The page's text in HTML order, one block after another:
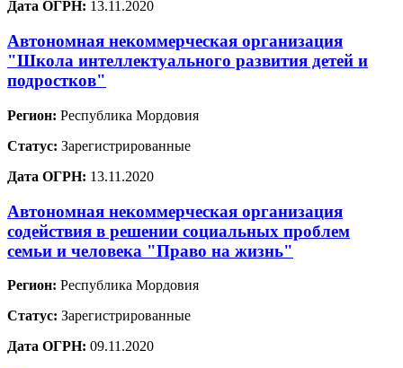
Дата ОГРН: 13.11.2020
Автономная некоммерческая организация
"Школа интеллектуального развития детей и
подростков"
Регион: Республика Мордовия
Статус: Зарегистрированные
Дата ОГРН: 13.11.2020
Автономная некоммерческая организация
содействия в решении социальных проблем
семьи и человека "Право на жизнь"
Регион: Республика Мордовия
Статус: Зарегистрированные
Дата ОГРН: 09.11.2020